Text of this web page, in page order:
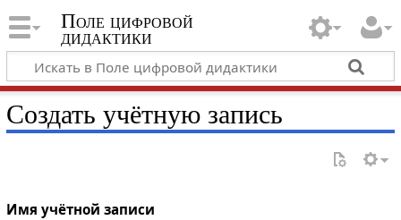
Поле цифровой
дидактики
Создать учётную запись
Имя учётной записи